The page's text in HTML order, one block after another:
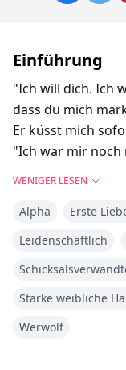
Einführung
"Ich will dich. Ich
dass du mich
Er küsst mich
"Ich war mir noch
Oh Mann, es ist
wieder über
Er drang sehr
still, damit sich
konnte. Er
WENIGER LESEN
Alpha Erste
Leidenschaftlich
Starke weibliche
Werwolf